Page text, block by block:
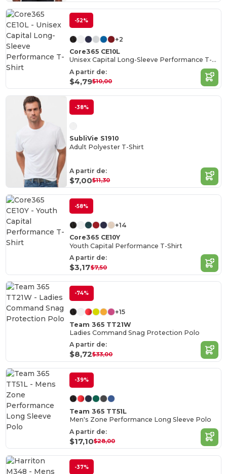
-52%
+2
Core365 CE10L
Unisex Capital Long-Sleeve Performance T-Shirt
A partir de:
$4,79$10,00
-38%
SubliVie S1910
Adult Polyester T-Shirt
A partir de:
$7,00$11,30
-58%
+14
Core365 CE10Y
Youth Capital Performance T-Shirt
A partir de:
$3,17$7,50
-74%
+15
Team 365 TT21W
Ladies Command Snag Protection Polo
A partir de:
$8,72$33,00
-39%
Team 365 TT51L
Men's Zone Performance Long Sleeve Polo
A partir de:
$17,10$28,00
-37%